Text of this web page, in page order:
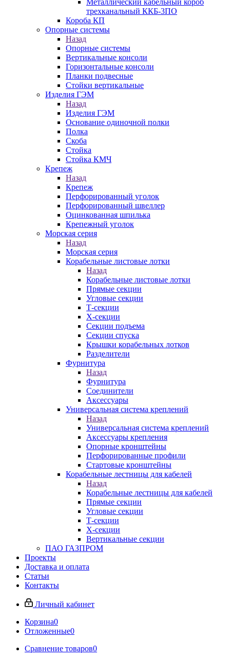
Металлический кабельный короб
трехканальный ККБ-3ПО
Короба КП
Опорные системы
Назад
Опорные системы
Вертикальные консоли
Горизонтальные консоли
Планки подвесные
Стойки вертикальные
Изделия ГЭМ
Назад
Изделия ГЭМ
Основание одиночной полки
Полка
Скоба
Стойка
Стойка КМЧ
Крепеж
Назад
Крепеж
Перфорированный уголок
Перфорированный швеллер
Оцинкованная шпилька
Крепежный уголок
Морская серия
Назад
Морская серия
Корабельные листовые лотки
Назад
Корабельные листовые лотки
Прямые секции
Угловые секции
Т-секции
Х-секции
Секции подъема
Секции спуска
Крышки корабельных лотков
Разделители
Фурнитура
Назад
Фурнитура
Соединители
Аксессуары
Универсальная система креплений
Назад
Универсальная система креплений
Аксессуары крепления
Опорные кронштейны
Перфорированные профили
Стартовые кронштейны
Корабельные лестницы для кабелей
Назад
Корабельные лестницы для кабелей
Прямые секции
Угловые секции
Т-секции
Х-секции
Вертикальные секции
ПАО ГАЗПРОМ
Проекты
Доставка и оплата
Статьи
Контакты
Личный кабинет
Корзина0
Отложенные0
Сравнение товаров0